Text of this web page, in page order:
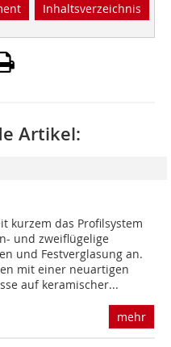
Inhaltsverzeichnis
Artikel:
kurzem das Profilsystem
und zweiflügelige
und Festverglasung an.
mit einer neuartigen
auf keramischer...
mehr